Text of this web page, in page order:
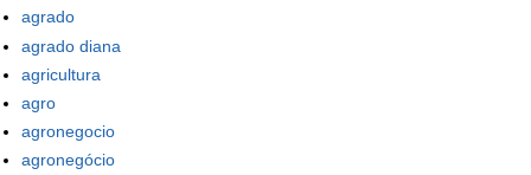
agrado
agrado diana
agricultura
agro
agronegocio
agronegócio